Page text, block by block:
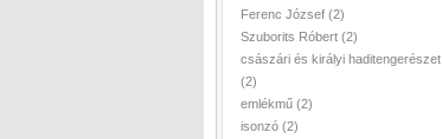
Ferenc József (2)
Szuborits Róbert (2)
császári és királyi haditengerészet
(2)
emlékmű (2)
isonzó (2)